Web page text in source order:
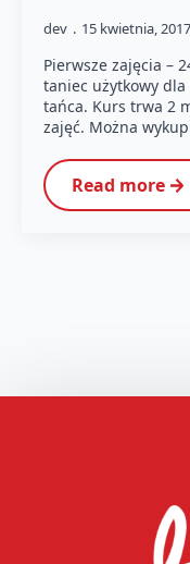
dev 15 kwietnia, 2017
Pierwsze zajęcia –
taniec użytkowy
tańca. Kurs trwa 2
zajęć. Można
Read more